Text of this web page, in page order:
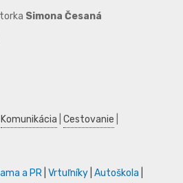
Simona Česaná
Komunikácia Cestovanie
a PR Vrtuľníky Autoškola